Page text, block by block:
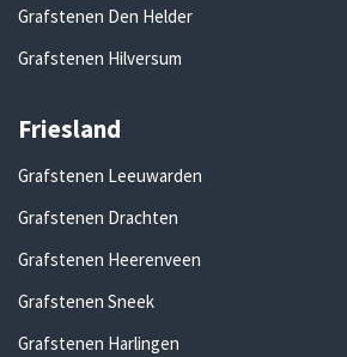
Grafstenen Den Helder
Grafstenen Hilversum
Friesland
Grafstenen Leeuwarden
Grafstenen Drachten
Grafstenen Heerenveen
Grafstenen Sneek
Grafstenen Harlingen